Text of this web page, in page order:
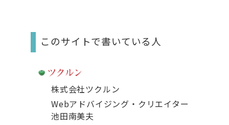
このサイトで書いている人
株式会社ツクルン
Webアドバイジング・クリエイター
池田南美夫